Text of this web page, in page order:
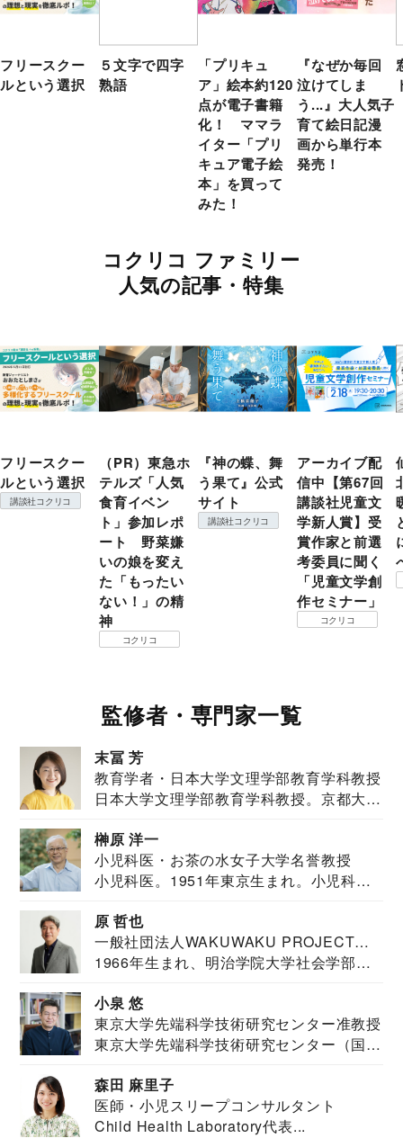
フリースクー
ルという選択
５文字で四字
熟語
「プリキュ
ア」絵本約120
点が電子書籍
化！ ママラ
イター「プリ
キュア電子絵
本」を買って
みた！
『なぜか毎回
泣けてしま
う...』大人気子
育て絵日記漫
画から単行本
発売！
コクリコ ファミリー
人気の記事・特集
フリースクー
ルという選択
講談社コクリコ
（PR）東急ホ
テルズ「人気
食育イベン
ト」参加レポ
ート 野菜嫌
いの娘を変え
た「もったい
ない！」の精
神
コクリコ
『神の蝶、舞
う果て』公式
サイト
講談社コクリコ
アーカイブ配
信中【第67回
講談社児童文
学新人賞】受
賞作家と前選
考委員に聞く
「児童文学創
作セミナー」
コクリコ
監修者・専門家一覧
末冨 芳
教育学者・日本大学文理学部教育学科教授
日本大学文理学部教育学科教授。京都大学
榊原 洋一
小児科医・お茶の水女子大学名誉教授
小児科医。1951年東京生まれ。小児科
原 哲也
一般社団法人WAKUWAKU PROJECT
JAPAN代表・言語聴覚士・社会福祉士
1966年生まれ、明治学院大学社会学部福
小泉 悠
東京大学先端科学技術研究センター准教授
東京大学先端科学技術研究センター（国際
森田 麻里子
医師・小児スリープコンサルタント
Child Health Laboratory代表...